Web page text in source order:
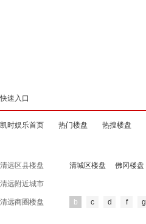
快速入口
凯时娱乐首页 热门楼盘 热搜楼盘
清远区县楼盘 清城区楼盘 佛冈楼盘
清远附近城市
清远商圈楼盘 b c d f g